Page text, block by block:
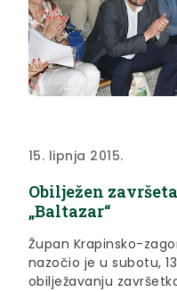
15. lipnja 2015.
Obilježen
„Baltazar“
Župan Krapinsko-
nazočio je u subotu,
obilježavanju